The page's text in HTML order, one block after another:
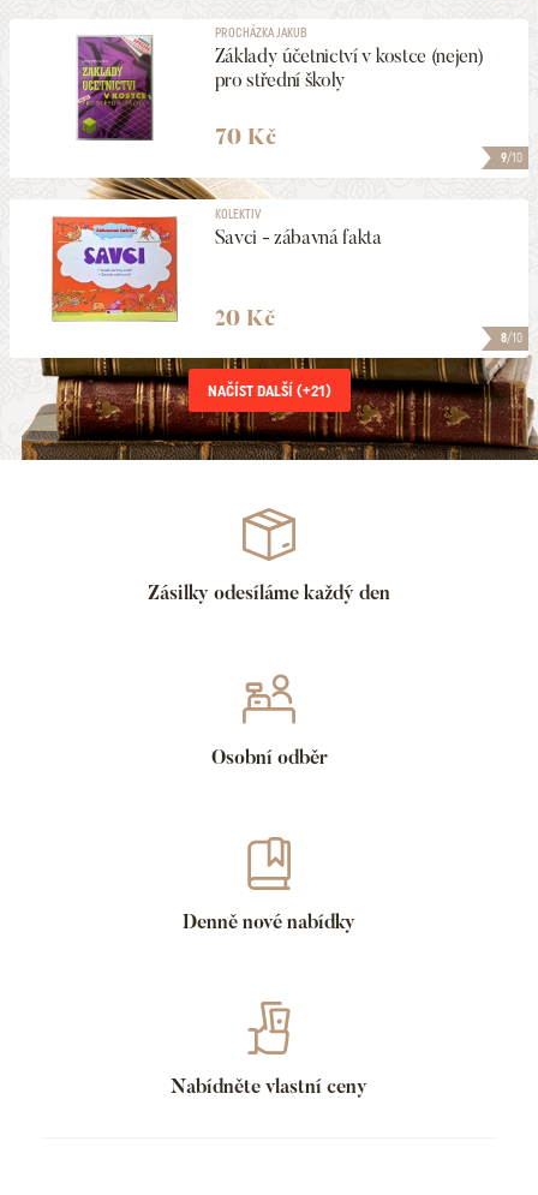
9/10
PROCHÁZKA JAKUB
Základy účetnictví v kostce (nejen)
pro střední školy
70 Kč
8/10
KOLEKTIV
Savci - zábavná fakta
20 Kč
NAČÍST DALŠÍ (+21)
Zásilky odesíláme každý den
Osobní odběr
Denně nové nabídky
Nabídněte vlastní ceny